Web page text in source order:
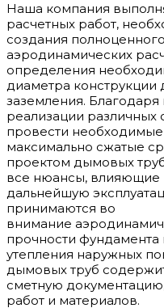
Наша компания
расчетных работ,
создания
аэродинамических
определения
диаметра конструкции
заземления.
реализации
провести
максимально сжатые
проектом дымовых
все нюансы, влияющие
дальнейшую
принимаются во
внимание
прочности фундамента
утепления наружных
дымовых труб
сметную
работ и материалов.